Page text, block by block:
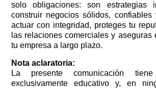
solo obligaciones: son estrategias
construir negocios sólidos, confiables
actuar con integridad, proteges tu
las relaciones comerciales y aseguras
tu empresa a largo plazo.
Nota aclaratoria:
La presente comunicación
exclusivamente educativo y, en